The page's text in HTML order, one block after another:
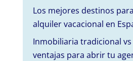
Los mejores destinos
alquiler vacacional en
Inmobiliaria tradicional vs
ventajas para abrir tu